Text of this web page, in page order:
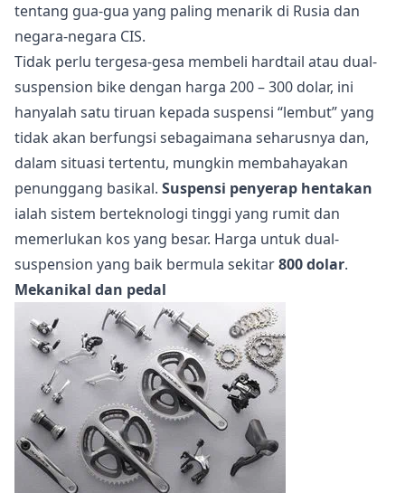
tentang gua-gua yang paling menarik di Rusia dan
negara-negara CIS.
Tidak perlu tergesa-gesa membeli hardtail atau dual-
suspension bike dengan harga 200 – 300 dolar, ini
hanyalah satu tiruan kepada suspensi “lembut” yang
tidak akan berfungsi sebagaimana seharusnya dan,
dalam situasi tertentu, mungkin membahayakan
penunggang basikal. Suspensi penyerap hentakan
ialah sistem berteknologi tinggi yang rumit dan
memerlukan kos yang besar. Harga untuk dual-
suspension yang baik bermula sekitar800 dolar.
Mekanikal dan pedal